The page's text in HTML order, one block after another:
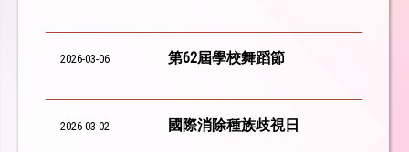
2026-03-06 第62屆學校舞蹈節
2026-03-02 國際消除種族歧視日